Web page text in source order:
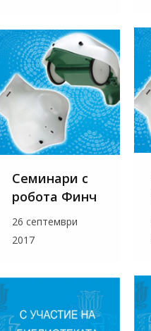
Семинари с
робота Финч
26 септември
2017